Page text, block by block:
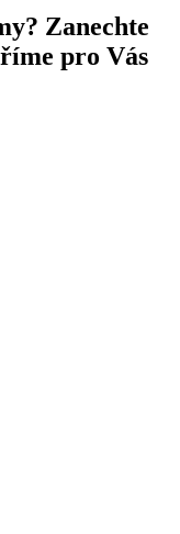
Zanechte
pro Vás